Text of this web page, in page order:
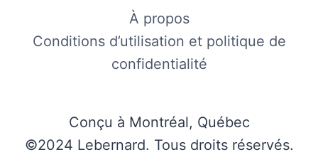
À propos
Conditions d’utilisation et politique de
confidentialité
Conçu à Montréal, Québec
©2024 Lebernard. Tous droits réservés.